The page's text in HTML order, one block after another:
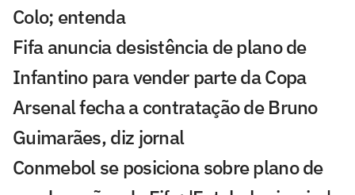
Colo; entenda
Fifa anuncia desistência de plano de
Infantino para vender parte da Copa
Arsenal fecha a contratação de Bruno
Guimarães, diz jornal
Conmebol se posiciona sobre plano de